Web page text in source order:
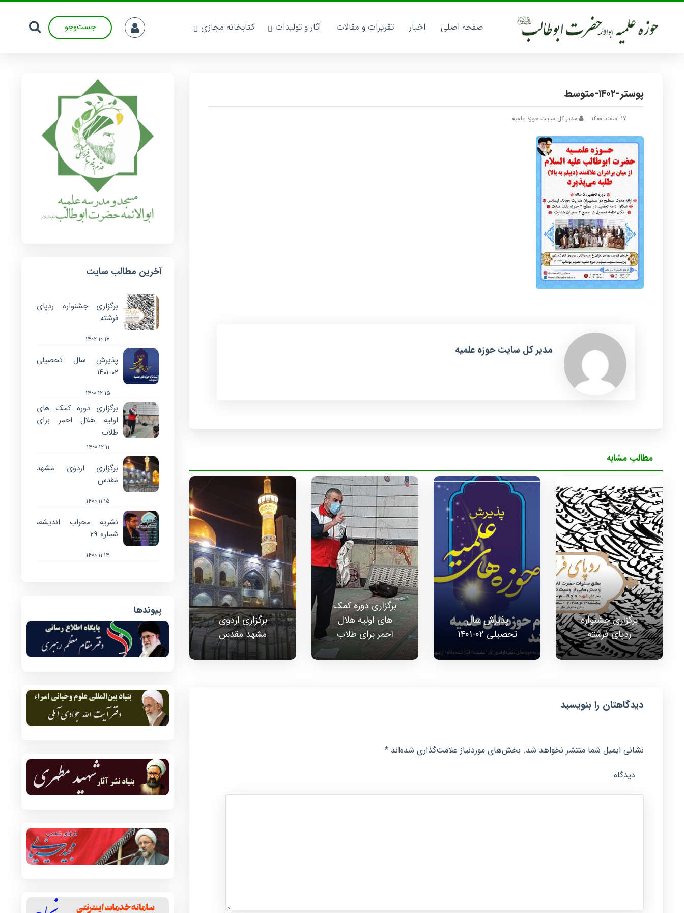
صفحه اصلی اخبار تقریرات و مقالات آثار و تولیدات کتابخانه مجازی جست‌وجو
پوستر-۱۴۰۲-متوسط
مدیر کل سایت حوزه علمیه
مدیر کل سایت حوزه علمیه
مطالب مشابه
برگزاری جشنواره
ردپای فرشته
پذیرش سال
تحصیلی ۰۲-۱۴۰۱
برگزاری دوره کمک
های اولیه هلال
احمر برای طلاب
برگزاری اردوی
مشهد مقدس
دیدگاهتان را بنویسید
نشانی ایمیل شما منتشر نخواهد شد. بخش‌های موردنیاز علامت‌گذاری شده‌اند*
دیدگاه
آخرین مطالب سایت
برگزاری جشنواره ردپای
فرشته
۱۴۰۲-۱۰-۱۷
پذیرش سال تحصیلی
۰۲-۱۴۰۱
۱۴۰۰-۱۲-۱۵
برگزاری دوره کمک های
اولیه هلال احمر برای
طلاب
۱۴۰۰-۱۲-۱۱
برگزاری اردوی مشهد
مقدس
۱۴۰۰-۱۱-۱۵
نشریه محراب اندیشه،
شماره ۲۹
۱۴۰۰-۱۱-۱۴
پیوندها